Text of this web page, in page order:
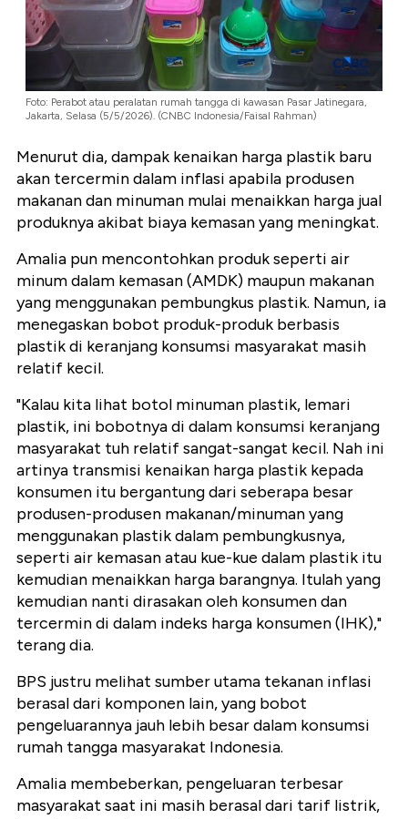
Foto: Perabot atau peralatan rumah tangga di kawasan Pasar Jatinegara,
Jakarta, Selasa (5/5/2026). (CNBC Indonesia/Faisal Rahman)
Menurut dia, dampak kenaikan harga plastik baru
akan tercermin dalam inflasi apabila produsen
makanan dan minuman mulai menaikkan harga jual
produknya akibat biaya kemasan yang meningkat.
Amalia pun mencontohkan produk seperti air
minum dalam kemasan (AMDK) maupun makanan
yang menggunakan pembungkus plastik. Namun, ia
menegaskan bobot produk-produk berbasis
plastik di keranjang konsumsi masyarakat masih
relatif kecil.
"Kalau kita lihat botol minuman plastik, lemari
plastik, ini bobotnya di dalam konsumsi keranjang
masyarakat tuh relatif sangat-sangat kecil. Nah ini
artinya transmisi kenaikan harga plastik kepada
konsumen itu bergantung dari seberapa besar
produsen-produsen makanan/minuman yang
menggunakan plastik dalam pembungkusnya,
seperti air kemasan atau kue-kue dalam plastik itu
kemudian menaikkan harga barangnya. Itulah yang
kemudian nanti dirasakan oleh konsumen dan
tercermin di dalam indeks harga konsumen (IHK),"
terang dia.
BPS justru melihat sumber utama tekanan inflasi
berasal dari komponen lain, yang bobot
pengeluarannya jauh lebih besar dalam konsumsi
rumah tangga masyarakat Indonesia.
Amalia membeberkan, pengeluaran terbesar
masyarakat saat ini masih berasal dari tarif listrik,